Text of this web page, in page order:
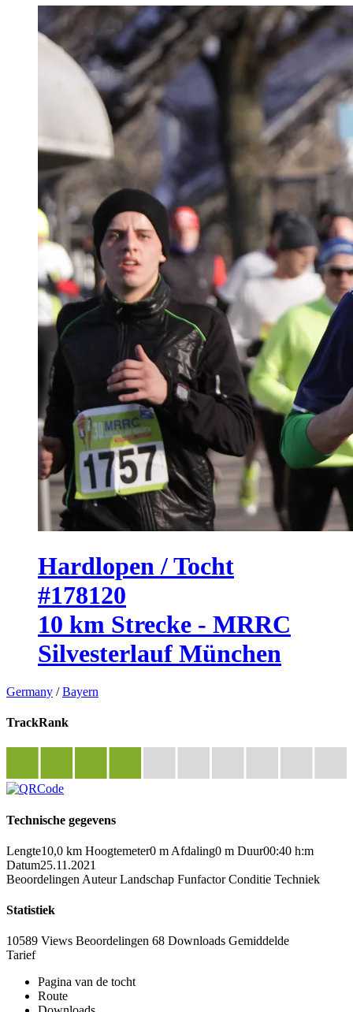
Hardlopen / Tocht
#178120
10 km Strecke - MRRC
Silvesterlauf München
Germany /Bayern
TrackRank
Technische gegevens
Lengte10,0 km Hoogtemeter0 m Afdaling0 m Duur00:40 h:m
Datum25.11.2021
Beoordelingen Auteur Landschap Funfactor Conditie Techniek
Statistiek
10589 Views Beoordelingen 68 Downloads Gemiddelde
Tarief
Pagina van de tocht
Route